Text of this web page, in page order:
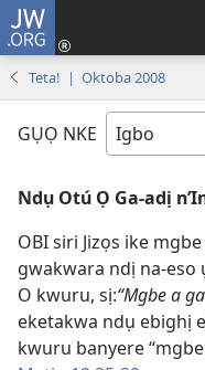
JW.ORG
Teta! | Ọktoba 2008
GỤỌ NKE
Ndụ Otú Ọ Ga-adị
OBI siri Jizọs ike
gwakwara ndị na-eso
O kwuru, sị:“Mgbe a
eketakwa ndụ ebighị
kwuru banyere